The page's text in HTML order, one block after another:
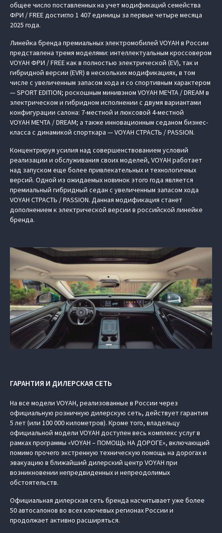
общее число поставленных на учет модификаций семейства
ФРИ / FREE достигло 1 407 единицы за первые четыре месяца
2025 года.
Линейка бренда премиальных электромобилей VOYAH в России
представлена тремя моделями: интеллектуальным кроссовером
VOYAH ФРИ / FREE как в полностью электрической (EV), так и
гибридной версии (EVR) в нескольких модификациях, в том
числе с увеличенным запасом хода и со спортивным характером
— SPORT EDITION; роскошным минивэном VOYAH МЕЧТА / DREAM в
электрическом и гибридном исполнении с двумя вариантами
конфигурации салона: 7-местной и люксовой 4-местной
VOYAH МЕЧТА / DREAM; а также инновационным седаном бизнес-
класса с динамикой спорткара — VOYAH СТРАСТЬ / PASSION.
Концентрируя усилия над совершенствованием условий
реализации и обслуживания своих моделей, VOYAH работает
над запуском еще более привлекательных и технологичных
версий. Одной из ожидаемых новинок этого года является
премиальный гибридный седан с увеличенным запасом хода
VOYAH СТРАСТЬ / PASSION. Данная модификация станет
дополнением к электрической версии в российской линейке
бренда.
ГАРАНТИЯ И ДИЛЕРСКАЯ СЕТЬ
На все модели VOYAH, реализованные в России через
официальную розничную дилерскую сеть, действует гарантия
5 лет (или 100 000 километров). Кроме того, владельцу
официальной модели VOYAH доступен весь комплекс услуг в
рамках программы «VOYAH – ПОМОЩЬ НА ДОРОГЕ», включающий
помимо прочего экстренную техническую помощь на дорогах и
эвакуацию в ближайший дилерский центр VOYAH при
возникновении непредвиденных и непреодолимых
обстоятельств.
Официальная дилерская сеть бренда насчитывает уже более
50 автосалонов во всех ключевых регионах России и
продолжает активно расширяться.